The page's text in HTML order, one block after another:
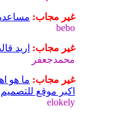
غير مجاب:
bebo
غير مجاب: اريد
محمدجعفر
غير مجاب: ما هو
اكبر موقع للتصميم
elokely